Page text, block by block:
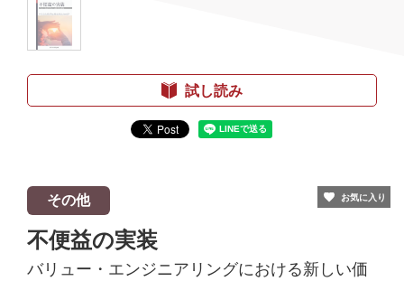
試し読み
その他
不便益の実装
バリュー・エンジニアリングにおける新しい価
お気に入り